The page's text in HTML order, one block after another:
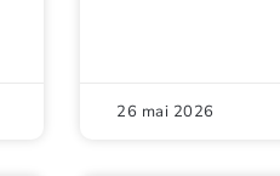
26 mai 2026